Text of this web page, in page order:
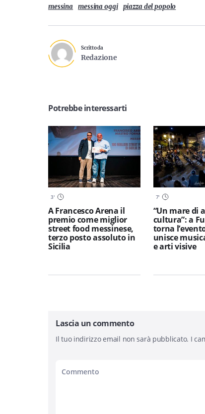
messina messina oggi piazza del popolo
Scritto da
Redazione
Potrebbe interessarti
3'
A Francesco Arena il
premio come miglior
street food messinese,
terzo posto assoluto in
Sicilia
7'
“Un mare di
cultura”: a
torna
unisce
e arti visive
Lascia un commento
Il tuo indirizzo email non sarà pubblicato. I